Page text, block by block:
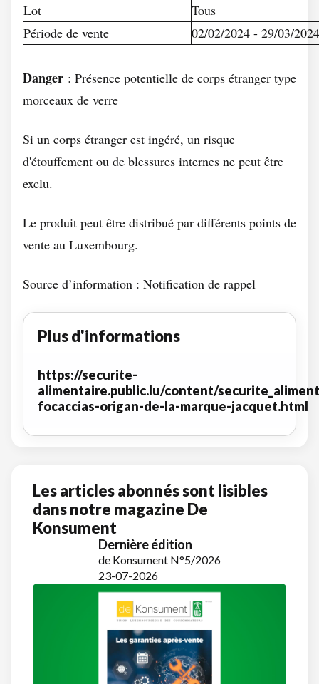
Lot
Tous
Période de vente
02/02/2024 - 29/03/2024
Danger : Présence potentielle de corps étranger type
morceaux de verre
Si un corps étranger est ingéré, un risque
d'étouffement ou de blessures internes ne peut être
exclu.
Le produit peut être distribué par différents points de
vente au Luxembourg.
Source d’information : Notification de rappel
Plus d'informations
https://securite-
alimentaire.public.lu/content/
focaccias-origan-de-la-marque-jacquet.html
Les articles abonnés sont lisibles
dans notre magazine De
Konsument
Dernière édition
de Konsument N°5/2026
23-07-2026